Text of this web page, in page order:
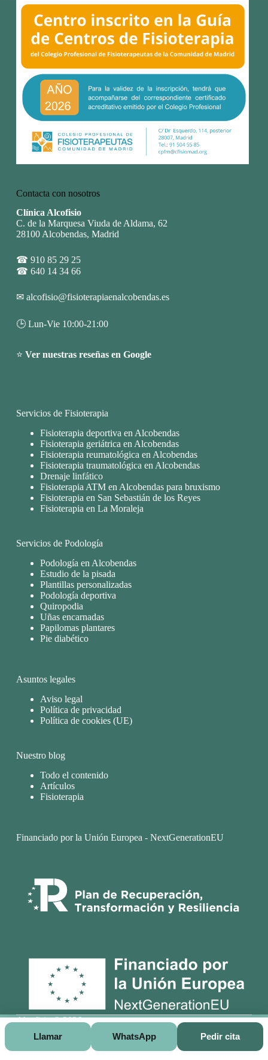
Contacta con nosotros
Clínica Alcofisio
C. de la Marquesa Viuda de Aldama, 62
28100 Alcobendas, Madrid
☎ 910 85 29 25
☎ 640 14 34 66
✉ alcofisio@fisioterapiaenalcobendas.es
🕒 Lun-Vie 10:00-21:00
⭐ Ver nuestras reseñas en Google
Servicios de Fisioterapia
Fisioterapia deportiva en Alcobendas
Fisioterapia geriátrica en Alcobendas
Fisioterapia reumatológica en Alcobendas
Fisioterapia traumatológica en Alcobendas
Drenaje linfático
Fisioterapia ATM en Alcobendas para bruxismo
Fisioterapia en San Sebastián de los Reyes
Fisioterapia en La Moraleja
Servicios de Podología
Podología en Alcobendas
Estudio de la pisada
Plantillas personalizadas
Podología deportiva
Quiropodia
Uñas encarnadas
Papilomas plantares
Pie diabético
Asuntos legales
Aviso legal
Política de privacidad
Política de cookies (UE)
Nuestro blog
Todo el contenido
Artículos
Fisioterapia
Financiado por la Unión Europea - NextGenerationEU
Alcofisio © 2026
Llamar
WhatsApp Pedir cita